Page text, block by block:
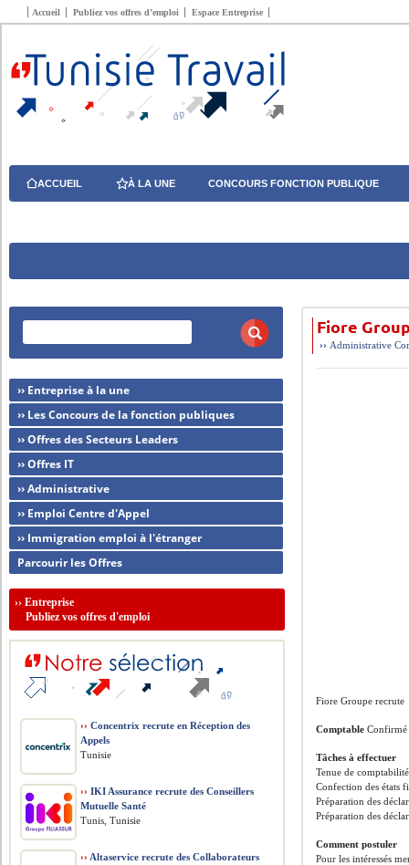
Accueil Publiez vos offres d’emploi Espace Entreprise
ACCUEIL À LA UNE CONCOURS FONCTION PUBLIQUE
Fiore
›› Administrative
Fiore Groupe recrute
ComptableConfirmé
Tâches à effectuer
Tenue de
Confection des états
Préparation des
Préparation des
Comment postuler
Pour les intéressés
›› Entreprise à la une
›› Les Concours de la fonction publiques
›› Offres des Secteurs Leaders
›› Offres IT
›› Administrative
›› Emploi Centre d'Appel
›› Immigration emploi à l'étranger
Parcourir les Offres
››Entreprise
Publiez vos offres d'emploi
›› Concentrix recrute en Réception des
Appels
Tunisie
›› IKI Assurance recrute des Conseillers
Mutuelle Santé
Tunis, Tunisie
›› Altaservice recrute des Collaborateurs